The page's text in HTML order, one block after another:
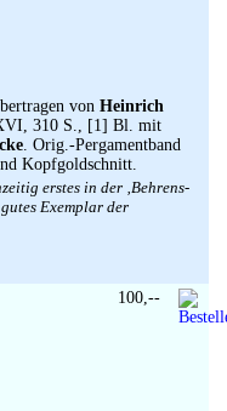
von Heinrich
310 S., [1] Bl. mit
. Orig.-Pergamentband
Kopfgoldschnitt.
erstes in der ‚Behrens-
Exemplar der
100,--